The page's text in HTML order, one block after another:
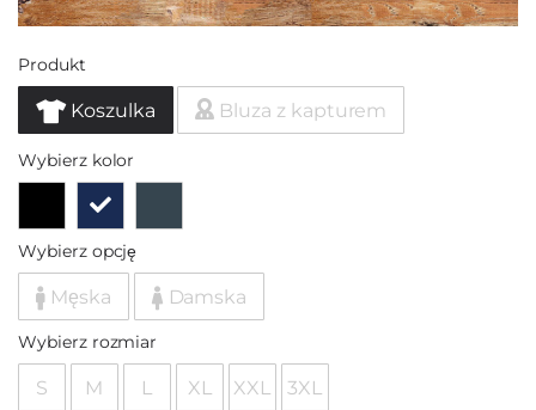
Produkt
Koszulka Bluza z kapturem
Wybierz kolor
Wybierz opcję
Męska Damska
Wybierz rozmiar
S M L XL XXL 3XL